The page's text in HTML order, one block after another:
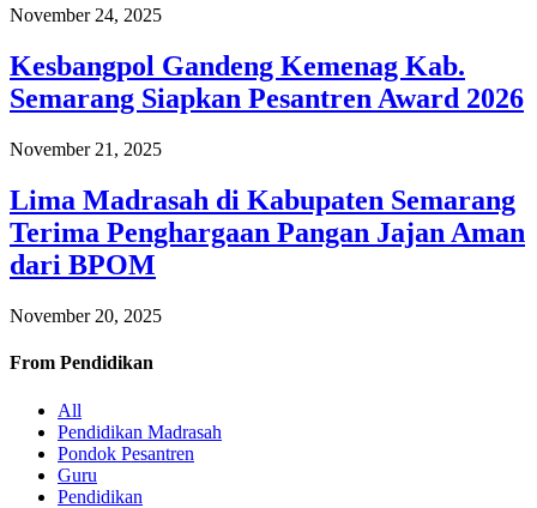
November 24, 2025
Kesbangpol Gandeng Kemenag Kab.
Semarang Siapkan Pesantren Award 2026
November 21, 2025
Lima Madrasah di Kabupaten Semarang
Terima Penghargaan Pangan Jajan Aman
dari BPOM
November 20, 2025
From Pendidikan
All
Pendidikan Madrasah
Pondok Pesantren
Guru
Pendidikan